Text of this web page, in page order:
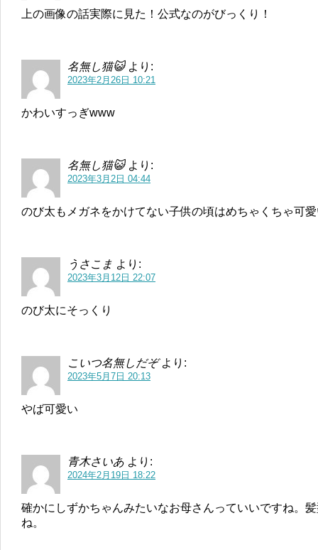
上の画像の話実際に見た！公式なのがびっくり！
名無し猫😺 より:
2023年2月26日 10:21
かわいすっぎwww
名無し猫😺 より:
2023年3月2日 04:44
のび太もメガネをかけてない子供の頃はめちゃくちゃ可
うさこま より:
2023年3月12日 22:07
のび太にそっくり
こいつ名無しだぞ より:
2023年5月7日 20:13
やば可愛い
青木さいあ より:
2024年2月19日 18:22
確かにしずかちゃんみたいなお母さんっていいですね。
ね。